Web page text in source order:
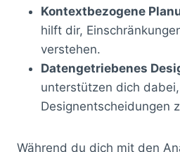
Kontextbezogene
hilft dir,
verstehen.
Datengetriebenes
unterstützen dich
Designentscheidungen
Während du dich mit den